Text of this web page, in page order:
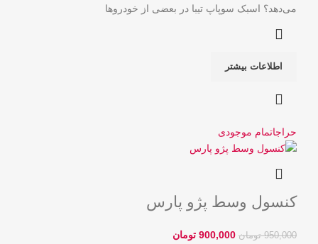
می‌دهد؟ اسبک سوپاپ تیبا در بعضی از خودروها
اطلاعات بیشتر
حراجاتمام موجودی
کنسول وسط پژو پارس
950,000 تومان 900,000 تومان